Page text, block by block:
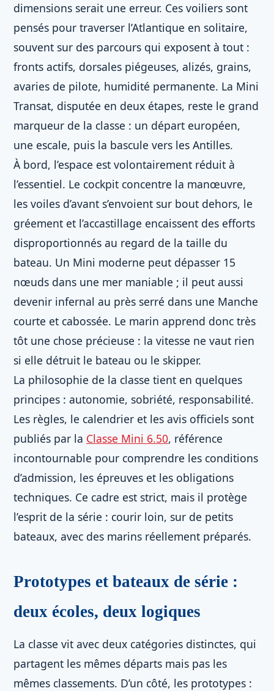
dimensions serait une erreur. Ces voiliers sont
pensés pour traverser l’Atlantique en solitaire,
souvent sur des parcours qui exposent à tout :
fronts actifs, dorsales piégeuses, alizés, grains,
avaries de pilote, humidité permanente. La Mini
Transat, disputée en deux étapes, reste le grand
marqueur de la classe : un départ européen,
une escale, puis la bascule vers les Antilles.
À bord, l’espace est volontairement réduit à
l’essentiel. Le cockpit concentre la manœuvre,
les voiles d’avant s’envoient sur bout dehors, le
gréement et l’accastillage encaissent des efforts
disproportionnés au regard de la taille du
bateau. Un Mini moderne peut dépasser 15
nœuds dans une mer maniable ; il peut aussi
devenir infernal au près serré dans une Manche
courte et cabossée. Le marin apprend donc très
tôt une chose précieuse : la vitesse ne vaut rien
si elle détruit le bateau ou le skipper.
La philosophie de la classe tient en quelques
principes : autonomie, sobriété, responsabilité.
Les règles, le calendrier et les avis officiels sont
publiés par la Classe Mini 6.50, référence
incontournable pour comprendre les conditions
d’admission, les épreuves et les obligations
techniques. Ce cadre est strict, mais il protège
l’esprit de la série : courir loin, sur de petits
bateaux, avec des marins réellement préparés.
Prototypes et bateaux de série :
deux écoles, deux logiques
La classe vit avec deux catégories distinctes, qui
partagent les mêmes départs mais pas les
mêmes classements. D’un côté, les prototypes :